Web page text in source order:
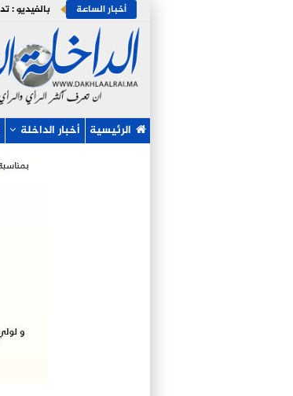
أخبار الساعة
الرئيسية أخبار الداخلة